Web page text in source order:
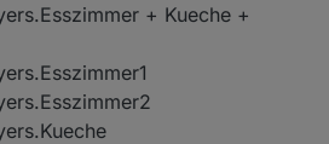
+ Kueche +